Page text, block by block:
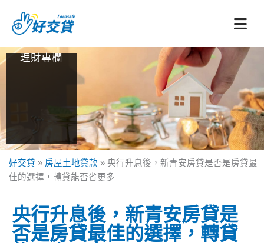
要
內
理財專欄
好交貸 » 房屋土地貸款 » 央行升息後，新青安房貸是否是房貸最
佳的選擇，轉貸能否省更多
央行升息後，新青安房貸是
否是房貸最佳的選擇，轉貸